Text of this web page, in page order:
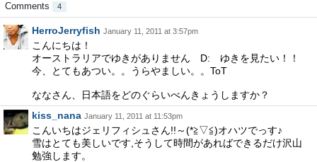
Comments 4
HerroJerryfish January 11, 2011 at 3:57pm
こんにちは！
オーストラリアでゆきがありません D: ゆきを見たい！！
今、とてもあつい。。うらやましい。。ToT
ななさん、日本語をどのぐらいべんきょうしますか？
kiss_nana January 11, 2011 at 11:53pm
こんいちはジェリフィシュさん!!～(*≧▽≦)オハツでっす♪
雪はとても美しいです,そうして時間があればできるだけ沢山
勉強します。